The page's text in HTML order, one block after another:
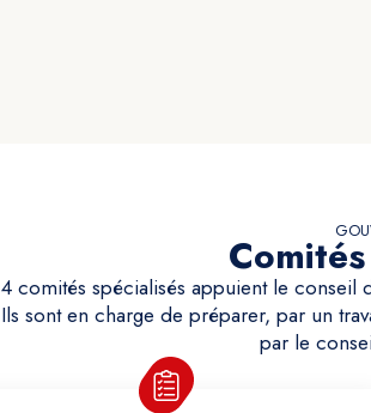
4 comités spécialisés appuient le conseil
Ils sont en charge de préparer, par un
par le